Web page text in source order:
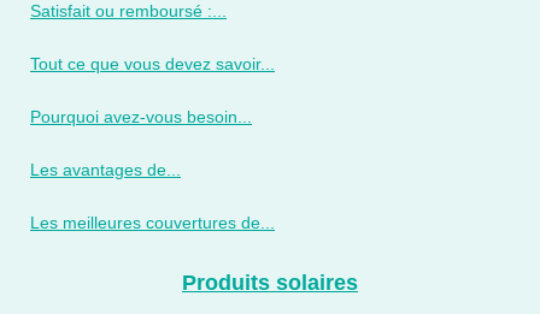
Satisfait ou remboursé :...
Tout ce que vous devez savoir...
Pourquoi avez-vous besoin...
Les avantages de...
Les meilleures couvertures de...
Produits solaires